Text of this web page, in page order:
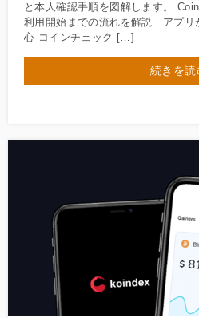
と本人確認手順を図解します。
利用開始までの流れを解説 アプリ
心 コインチェック […]
続きを読